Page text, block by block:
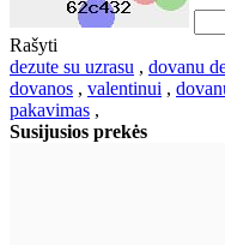
Rašyti
dezute su uzrasu , dovanu
dovanos , valentinui ,
pakavimas ,
Susijusios prekės